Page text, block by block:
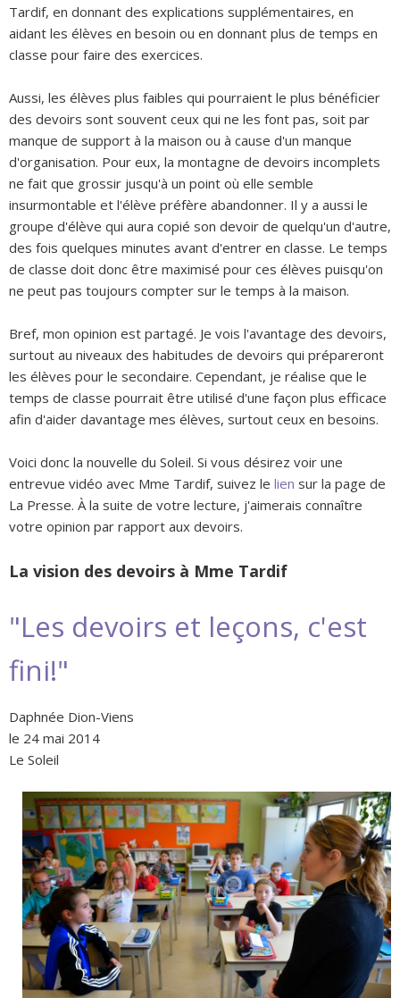
Tardif, en donnant des explications supplémentaires, en
aidant les élèves en besoin ou en donnant plus de temps en
classe pour faire des exercices.
Aussi, les élèves plus faibles qui pourraient le plus bénéficier
des devoirs sont souvent ceux qui ne les font pas, soit par
manque de support à la maison ou à cause d'un manque
d'organisation. Pour eux, la montagne de devoirs incomplets
ne fait que grossir jusqu'à un point où elle semble
insurmontable et l'élève préfère abandonner. Il y a aussi le
groupe d'élève qui aura copié son devoir de quelqu'un d'autre,
des fois quelques minutes avant d'entrer en classe. Le temps
de classe doit donc être maximisé pour ces élèves puisqu'on
ne peut pas toujours compter sur le temps à la maison.
Bref, mon opinion est partagé. Je vois l'avantage des devoirs,
surtout au niveaux des habitudes de devoirs qui prépareront
les élèves pour le secondaire. Cependant, je réalise que le
temps de classe pourrait être utilisé d'une façon plus efficace
afin d'aider davantage mes élèves, surtout ceux en besoins.
Voici donc la nouvelle du Soleil. Si vous désirez voir une
entrevue vidéo avec Mme Tardif, suivez le lien sur la page de
La Presse. À la suite de votre lecture, j'aimerais connaître
votre opinion par rapport aux devoirs.
La vision des devoirs à Mme Tardif
"Les devoirs et leçons, c'est
fini!"
Daphnée Dion-Viens
le 24 mai 2014
Le Soleil